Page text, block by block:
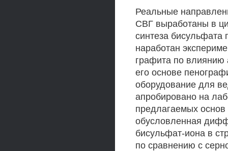
Реальные
СВГ выработаны в
синтеза бисульфата
наработан
графита по влиянию
его основе
оборудование для
апробировано на
предлагаемых основ
обусловленная
бисульфат-иона в
по сравнению с